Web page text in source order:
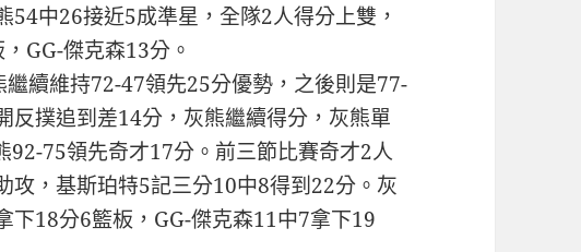
中26接近5成準星，全隊2人得分上雙，
GG-傑克森13分。
續維持72-47領先25分優勢，之後則是77-
反撲追到差14分，灰熊繼續得分，灰熊單
92-75領先奇才17分。前三節比賽奇才2人
攻，基斯珀特5記三分10中8得到22分。灰
下18分6籃板，GG-傑克森11中7拿下19